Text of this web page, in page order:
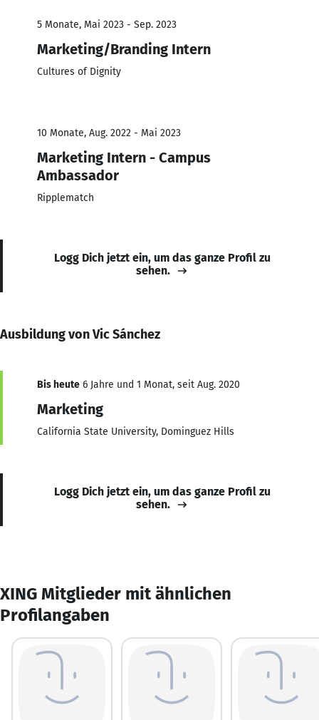
5 Monate, Mai 2023 - Sep. 2023
Marketing/Branding Intern
Cultures of Dignity
10 Monate, Aug. 2022 - Mai 2023
Marketing Intern - Campus
Ambassador
Ripplematch
Logg Dich jetzt ein, um das ganze Profil zu
sehen.
Ausbildung von Vic Sánchez
Bis heute 6 Jahre und 1 Monat, seit Aug. 2020
Marketing
California State University, Dominguez Hills
Logg Dich jetzt ein, um das ganze Profil zu
sehen.
XING Mitglieder mit ähnlichen
Profilangaben